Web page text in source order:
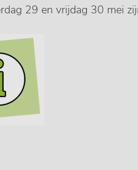
29 en vrijdag 30 mei